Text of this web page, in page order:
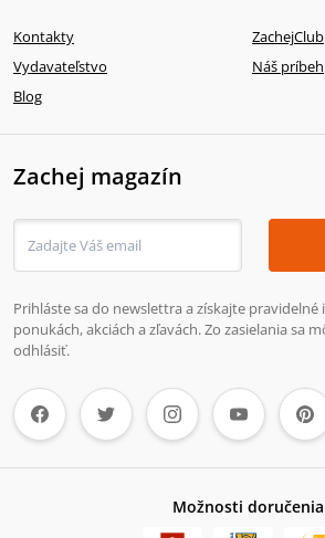
Kontakty
ZachejClub
Vydavateľstvo
Náš príbeh
Blog
Zachej magazín
Prihláste sa do newslettra a získajte
ponukách, akciách a zľavách. Zo zasielania sa
odhlásiť.
Možnosti doručenia